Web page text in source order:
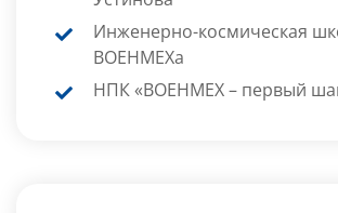
Инженерно-космическая
ВОЕНМЕХа
НПК «ВОЕНМЕХ – первый